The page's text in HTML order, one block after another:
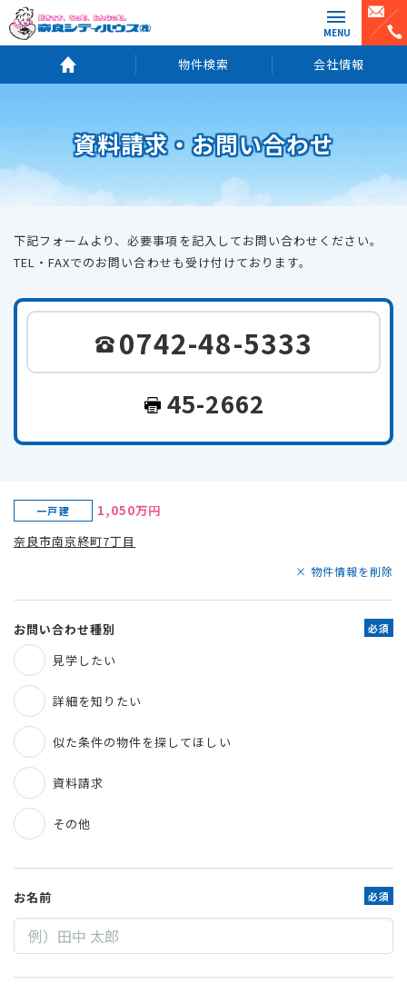
MENU
物件検索 会社情報
資料請求・お問い合わせ
下記フォームより、必要事項を記入してお問い合わせください。
TEL・FAXでのお問い合わせも受け付けております。
0742-48-5333
45-2662
一戸建
1,050万円
奈良市南京終町7丁目
× 物件情報を削除
お問い合わせ種別 必須
見学したい
詳細を知りたい
似た条件の物件を探してほしい
資料請求
その他
お名前 必須